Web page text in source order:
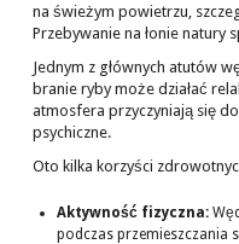
na świeżym powietrzu,
Przebywanie na łonie natury
Jednym z głównych atutów
branie ryby może działać
atmosfera przyczyniają się
psychiczne.
Oto kilka korzyści
Aktywność fizyczna:
podczas przemieszczania